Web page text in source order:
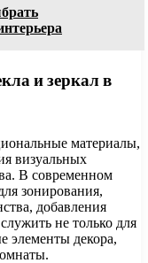
и зеркал в
материалы,
визуальных
В современном
зонирования,
добавления
не только для
элементы декора,